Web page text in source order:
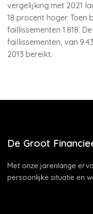
vergelijking met 2021
18 procent hoger. Toen
faillissementen 1.818.
faillissementen, van
2013 bereikt.
De Groot
Met onze jarenlange
persoonlijke situatie en